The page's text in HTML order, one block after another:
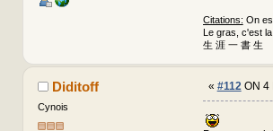
Citations: On
Le gras, c'est
生 涯 一 書 生
Diditoff
Cynois
« #112ON 4